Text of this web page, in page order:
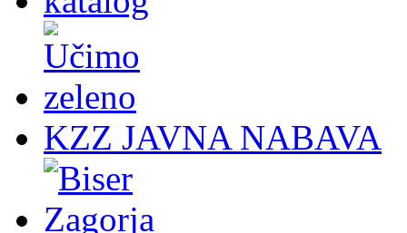
KZZ JAVNA NABAVA